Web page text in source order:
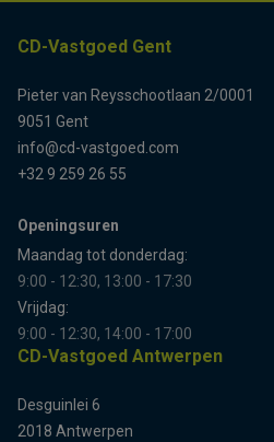
CD-Vastgoed Gent
Pieter van Reysschootlaan 2/0001
9051 Gent
info@cd-vastgoed.com
+32 9 259 26 55
Openingsuren
Maandag tot donderdag:
9:00 - 12:30, 13:00 - 17:30
Vrijdag:
9:00 - 12:30, 14:00 - 17:00
CD-Vastgoed Antwerpen
Desguinlei 6
2018 Antwerpen